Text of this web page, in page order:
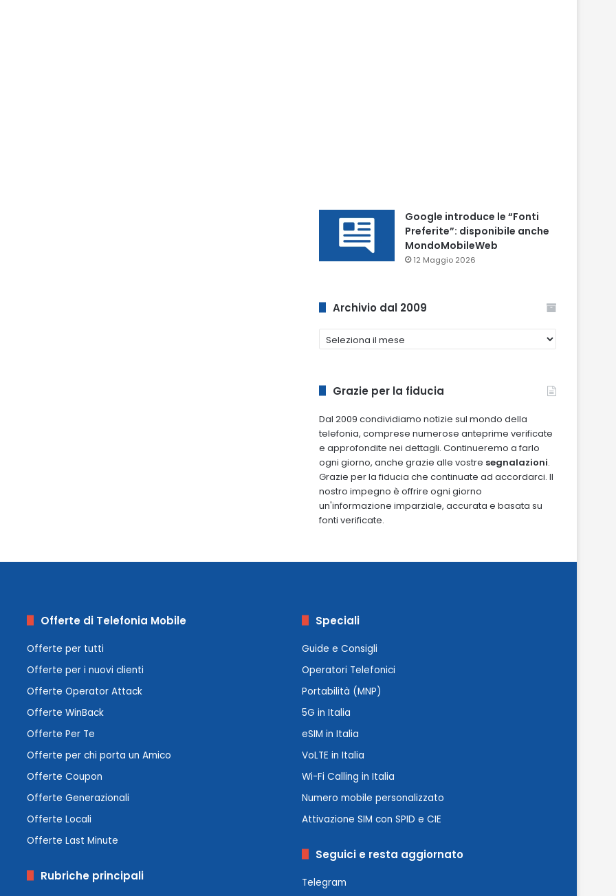
Google introduce le “Fonti
Preferite”: disponibile anche
MondoMobileWeb
12 Maggio 2026
Archivio dal 2009
Archivio
dal
Grazie per la fiducia
Dal 2009 condividiamo notizie sul mondo della
telefonia, comprese numerose anteprime verificate
e approfondite nei dettagli. Continueremo a farlo
ogni giorno, anche grazie alle vostre segnalazioni.
Grazie per la fiducia che continuate ad accordarci. Il
nostro impegno è offrire ogni giorno
un'informazione imparziale, accurata e basata su
fonti verificate.
Offerte di Telefonia Mobile
Offerte per tutti
Offerte per i nuovi clienti
Offerte Operator Attack
Offerte WinBack
Offerte Per Te
Offerte per chi porta un Amico
Offerte Coupon
Offerte Generazionali
Offerte Locali
Offerte Last Minute
Rubriche principali
Speciali
Guide e Consigli
Operatori Telefonici
Portabilità (MNP)
5G in Italia
eSIM in Italia
VoLTE in Italia
Wi-Fi Calling in Italia
Numero mobile personalizzato
Attivazione SIM con SPID e CIE
Seguici e resta aggiornato
Telegram